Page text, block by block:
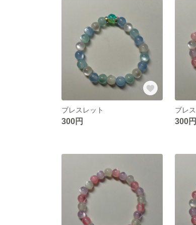
ブレスレット
300円
ブレ
300円